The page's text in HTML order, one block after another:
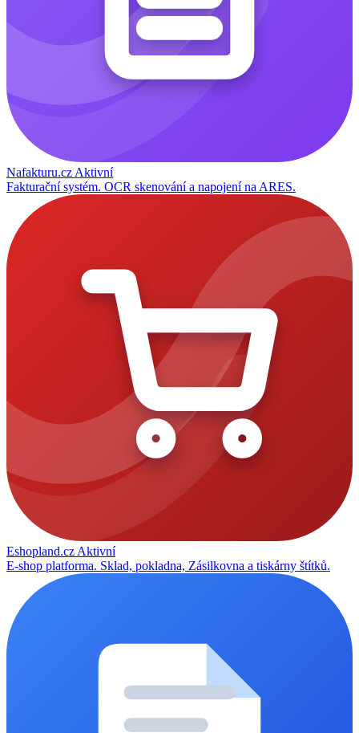
Nafakturu.cz Aktivní
Fakturační systém. OCR skenování a napojení na ARES.
Eshopland.cz Aktivní
E-shop platforma. Sklad, pokladna, Zásilkovna a tiskárny štítků.